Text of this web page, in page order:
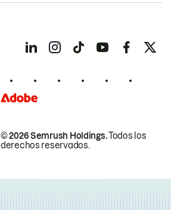
© 2026 Semrush Holdings.Todos los
derechos reservados.